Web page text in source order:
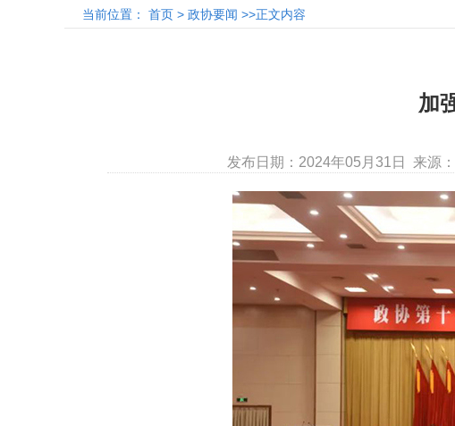
当前位置： 首页 > 政协要闻 >>正文内容
加
发布日期：2024年05月31日 来源